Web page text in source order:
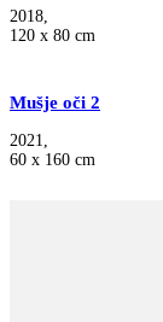
2018,
120 x 80 cm
Mušje oči 2
2021,
60 x 160 cm